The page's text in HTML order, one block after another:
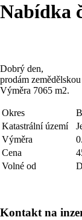
Nabídka
Dobrý den,
prodám
Výměra 7065 m2.
Okres
Katastrální území
Výměra
Cena
Volné od
Kontakt na